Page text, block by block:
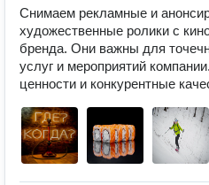
Снимаем рекламные и
художественные ролики с
бренда. Они важны для
услуг и мероприятий
ценности и конкурентные